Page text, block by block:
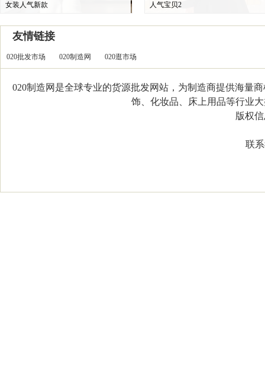
女装人气新款 人气宝贝2
友情链接
020批发市场 020制造网 020逛市场
020制造网是全球专业的货源批发网站，为制造商提供海量
饰、化妆品、床上用品等行业
版权信
联